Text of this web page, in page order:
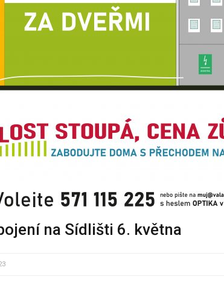
na Sídlišti 6. května